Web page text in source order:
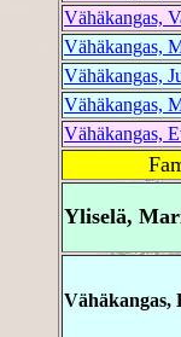
Vähäkangas,
Vähäkangas,
Vähäkangas,
Vähäkangas,
Vähäkangas,
Yliselä,
Vähäkangas,